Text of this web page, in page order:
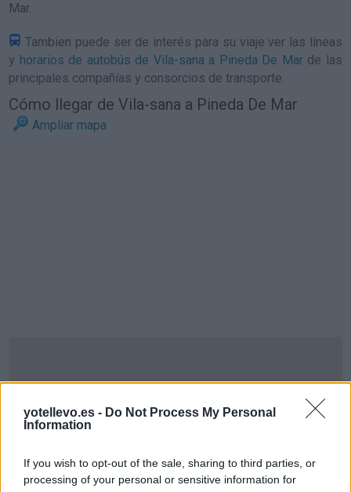
yotellevo.es - Do Not Process My Personal
Information
If you wish to opt-out of the sale, sharing to third parties, or
processing of your personal or sensitive information for
Mar.
Tambien puede ser de interés para su viaje ver las líneas
y horarios de autobús de Vila-sana a Pineda De Marde las
principales compañías y consorcios de transporte.
Cómo llegar de Vila-sana a Pineda De Mar
Ampliar mapa